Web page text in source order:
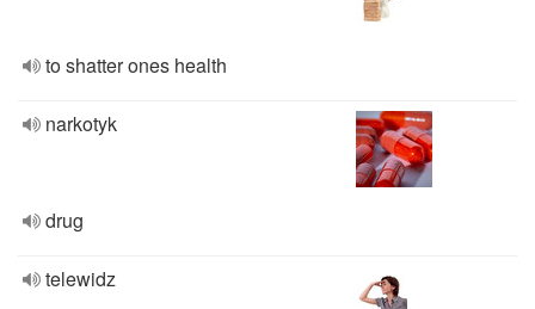
to shatter ones health
narkotyk
drug
telewidz